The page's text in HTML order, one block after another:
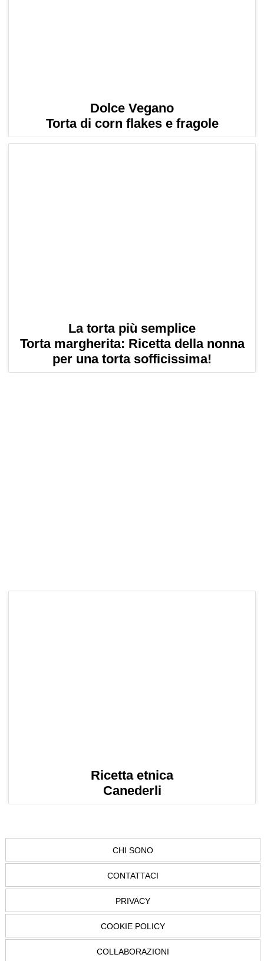
Dolce Vegano
Torta di corn flakes e fragole
La torta più semplice
Torta margherita: Ricetta della nonna
per una torta sofficissima!
Ricetta etnica
Canederli
CHI SONO
CONTATTACI
PRIVACY
COOKIE POLICY
COLLABORAZIONI